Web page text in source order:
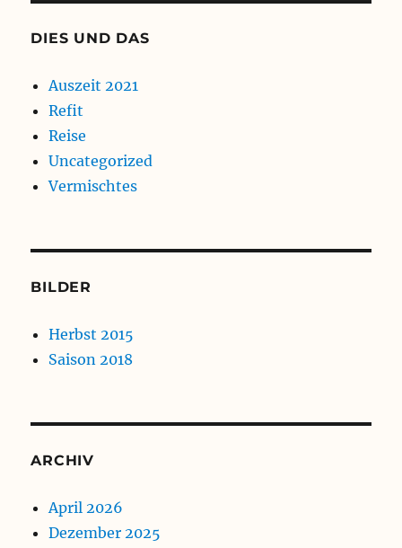
DIES UND DAS
Auszeit 2021
Refit
Reise
Uncategorized
Vermischtes
BILDER
Herbst 2015
Saison 2018
ARCHIV
April 2026
Dezember 2025